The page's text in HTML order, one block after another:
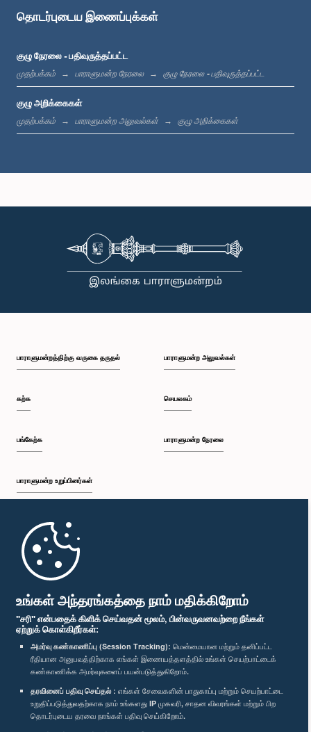
உங்கள் அந்தரங்கத்தை நாம் மதிக்கிறோம்
"சரி" என்பதைக் கிளிக் செய்வதன் மூலம், பின்வருவனவற்றை நீங்கள்
ஏற்றுக் கொள்கிறீர்கள்:
அமர்வு கண்காணிப்பு (Session Tracking): மென்மையான மற்றும் தனிப்பட்ட
ரீதியான அனுபவத்திற்காக எங்கள் இணையத்தளத்தில் உங்கள் செயற்பாட்டைக்
கண்காணிக்க அமர்வுகளைப் பயன்படுத்துகிறோம்.
தரவினைப் பதிவு செய்தல் : எங்கள் சேவைகளின் பாதுகாப்பு மற்றும் செயற்பாட்டை
உறுதிப்படுத்துவதற்காக நாம் உங்களது IP முகவரி, சாதன விவரங்கள் மற்றும் பிற
தொடர்புடைய தரவை நாங்கள் பதிவு செய்கிறோம்.
தொடர்புடைய இணைப்புக்கள்
குழு நேரலை - பதிவுருத்தப்பட்ட
முதற்பக்கம் பாராளுமன்ற நேரலை குழு நேரலை - பதிவுருத்தப்பட்ட
குழு அறிக்கைகள்
முதற்பக்கம் பாராளுமன்ற அலுவல்கள் குழு அறிக்கைகள்
பாராளுமன்றத்திற்கு வருகை தருதல்
கற்க
பங்கேற்க
பாராளுமன்ற உறுப்பினர்கள்
முதற்பக்கம்
பாராளுமன்ற அலுவல்கள்
செயலகம்
பாராளுமன்ற நேரலை
பாராளுமன்ற கையடக்க செயலி
எம்மை பின்தொடர்க :
விருதுகள்